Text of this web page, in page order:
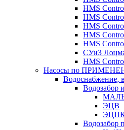
HMS
HMS
HMS
HMS
HMS
СУиЗ
HMS
Насосы по
Водоснабжение,
Водозабор
ЭЦВ
Водозабор